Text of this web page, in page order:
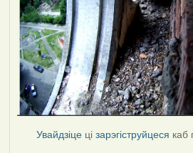
Увайдзіце цізарэгіструйцеся каб